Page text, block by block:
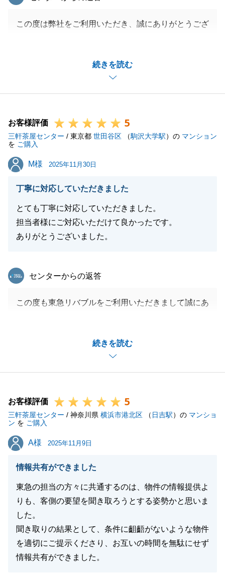
続きを読む
この度は弊社をご利用いただき、誠にありがとうござ
もよりよいサービスの提供に努めさせていただきま
これからお引越し等でお忙しい日々が続くかと思いま
申し付けくださいませ。
今後とも末永いお付き合いが出来ますと幸いでござい
ます。
この度は誠にありがとうございました。
閉じる
お客様評価 5
三軒茶屋センター / 東京都 世田谷区 （駒沢大学駅）の マンション
を ご購入
M様
M様 2025年11月30日
丁寧に対応していただきました
とても丁寧に対応していただきました。
担当者様にご対応いただけて良かったです。
ありがとうございました。
続きを読む
東急リバブル
センターからの返答
この度も東急リバブルをご利用いただきまして誠にあ
が、気に入った物件をご購入いただけて良かったで
今後の当社でお手伝いできることがございましたら、
これからも何卒宜しくお願い申し上げます。
お客様評価 5
三軒茶屋センター / 神奈川県 横浜市港北区 （ 日吉駅）の マンショ
ン を ご購入
A様
A様 2025年11月9日
情報共有ができました
東急の担当の方々に共通するのは、物件の情報提供よ
りも、客側の要望を聞き取ろうとする姿勢かと思いま
した。
聞き取りの結果として、条件に齟齬がないような物件
を適切にご提示くださり、お互いの時間を無駄にせず
情報共有ができました。